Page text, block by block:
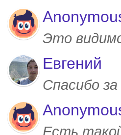
Это
Евгений
Спасибо
Есть